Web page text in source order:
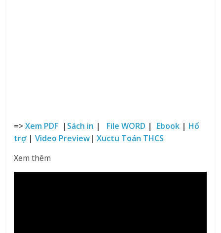
=>Xem PDF | Sách in | File WORD | Ebook | Hổ
trợ|Video Preview|Xuctu Toán THCS
Xem thêm